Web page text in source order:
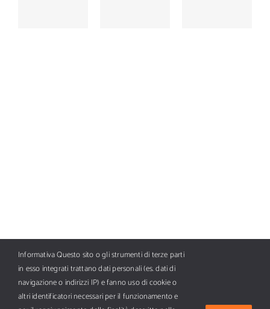
Informativa Questo sito o gli strumenti di terze parti
in esso integrati trattano dati personali (es. dati di
navigazione o indirizzi IP) e fanno uso di cookie o
altri identificatori necessari per il funzionamento e